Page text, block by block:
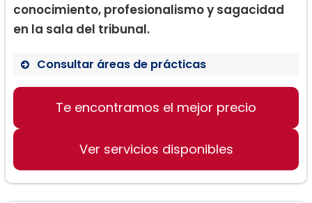
conocimiento, profesionalismo y sagacidad
en la sala del tribunal.
Consultar áreas de prácticas
Derecho del Divorcio
Soporte de niños
Te encontramos el mejor precio
Ver servicios disponibles